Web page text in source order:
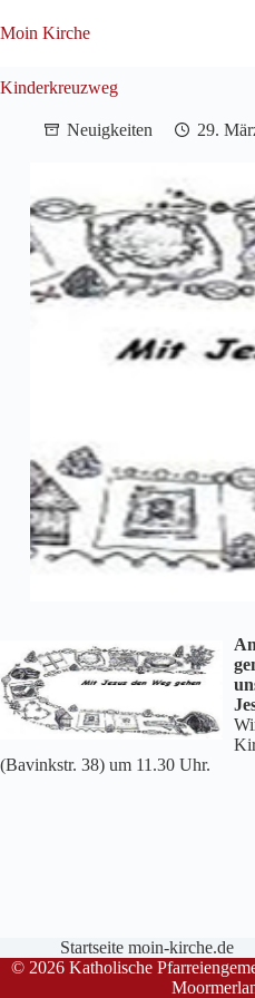
Inhalt
Moin Kirche
Kinderkreuzweg
Neuigkeiten 29.
(Bavinkstr. 38) um 11.30 Uhr.
Startseite moin-kirche.de
© 2026 Katholische